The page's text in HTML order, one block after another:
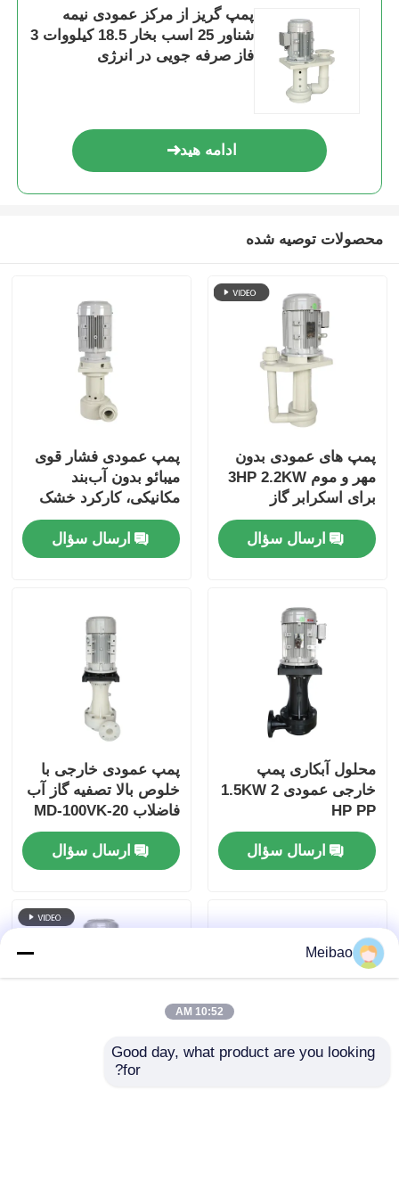
پمپ خود پرایمینگ
پمپ مغناطیسی
پمپ عمودی
پمپ شیمیایی فلوئور
فیلتر مایع شیمیایی
پمپ اندازه‌گیری دوزینگ
پمپ فاضلاب شناور
پمپ گریز از مرکز عمودی نیمه
شناور 25 اسب بخار 18.5 کیلووات 3
فاز صرفه جویی در انرژی
ادامه هید
محصولات توصیه شده
پمپ های عمودی بدون
مهر و موم 3HP 2.2KW
برای اسکرابر گاز
دودکش
ارسال سؤال
پمپ عمودی فشار قوی
میبائو بدون آب‌بند
مکانیکی، کارکرد خشک
1-10 اسب بخار، 0.75
کیلووات، صنایع شیمیایی
ارسال سؤال
محلول آبکاری پمپ
خارجی عمودی 1.5KW 2
HP PP
ارسال سؤال
پمپ عمودی خارجی با
خلوص بالا تصفیه گاز آب
فاضلاب MD-100VK-20
20 HP 15KW
ارسال سؤال
Meibao
10:52 AM
Good day, what product are you looking
for?